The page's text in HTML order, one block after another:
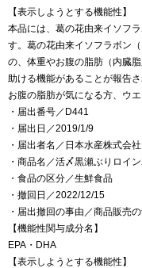
【表示しようとする機能性】
本品には、葛の花由来イソフ
す。葛の花由来イソフラボン
の、体重やお腹の脂肪（内臓
助ける機能があることが報告
お腹の脂肪が気になる方、ウ
・届出番号／D441
・届出日／2019/1/9
・届出者名／日本水産株式会社
・商品名／活〆黒瀬ぶりロイ
・食品の区分／生鮮食品
・撤回日／2022/12/15
・届出撤回の事由／商品販売
【機能性関与成分名】
EPA・DHA
【表示しようとする機能性】